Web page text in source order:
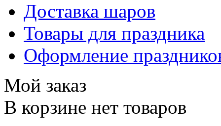
Доставка шаров
Товары для праздника
Оформление
Мой заказ
В корзине нет товаров